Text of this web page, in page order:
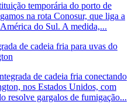
temporária do porto de
na rota Conosur, que liga a
do Sul. A medida,...
de cadeia fria para uvas do
de cadeia fria conectando
nos Estados Unidos, com
resolve gargalos de fumigação...